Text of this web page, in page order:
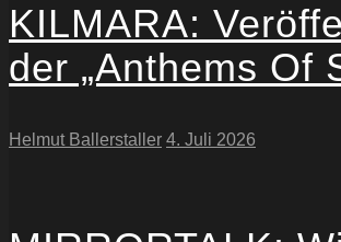
KILMARA:
der „Anthems Of
Helmut Ballerstaller 4. Juli 2026